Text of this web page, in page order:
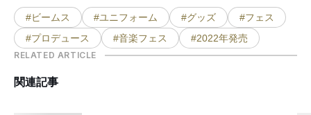
#ビームス #ユニフォーム #グッズ
#フェス
#プロデュース
#音楽フェス #2022年発売
RELATED ARTICLE
関連記事